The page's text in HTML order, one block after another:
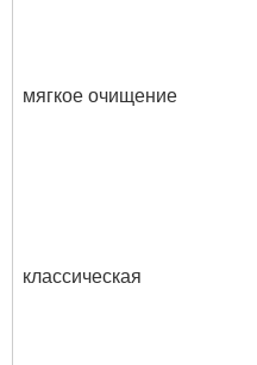
мягкое очищение
классическая